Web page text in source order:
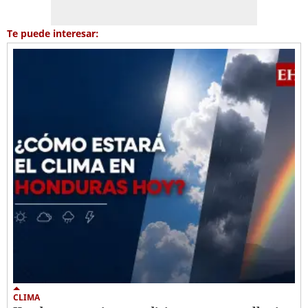
Te puede interesar:
CLIMA